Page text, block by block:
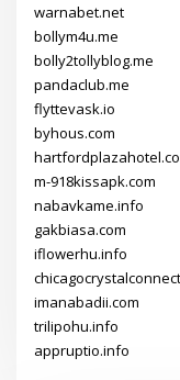
warnabet.net
bollym4u.me
bolly2tollyblog.me
pandaclub.me
flyttevask.io
byhous.com
m-918kissapk.com
nabavkame.info
gakbiasa.com
iflowerhu.info
imanabadii.com
trilipohu.info
appruptio.info